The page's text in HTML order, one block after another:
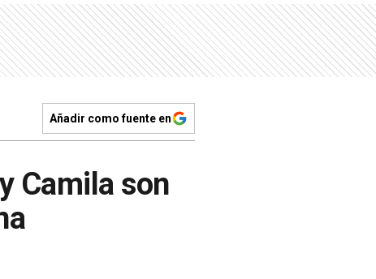
Añadir como fuente en
Camila son